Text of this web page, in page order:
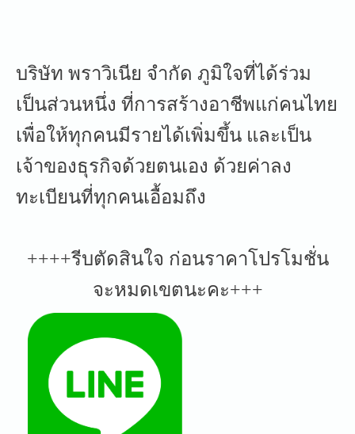
บริษัท พราวิเนีย จำกัด ภูมิใจที่ได้ร่วม
เป็นส่วนหนึ่ง ที่การสร้างอาชีพแก่คนไทย
เพื่อให้ทุกคนมีรายได้เพิ่มขึ้น และเป็น
เจ้าของธุรกิจด้วยตนเอง ด้วยค่าลง
ทะเบียนที่ทุกคนเอื้อมถึง
++++รีบตัดสินใจ ก่อนราคาโปรโมชั่น
จะหมดเขตนะคะ+++